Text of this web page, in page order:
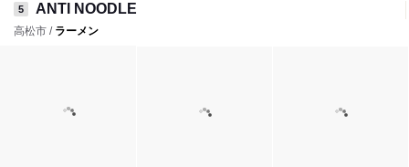
5 ANTI NOODLE
高松市 / ラーメン